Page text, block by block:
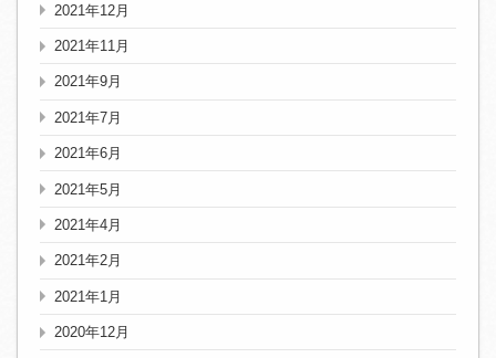
2021年12月
2021年11月
2021年9月
2021年7月
2021年6月
2021年5月
2021年4月
2021年2月
2021年1月
2020年12月